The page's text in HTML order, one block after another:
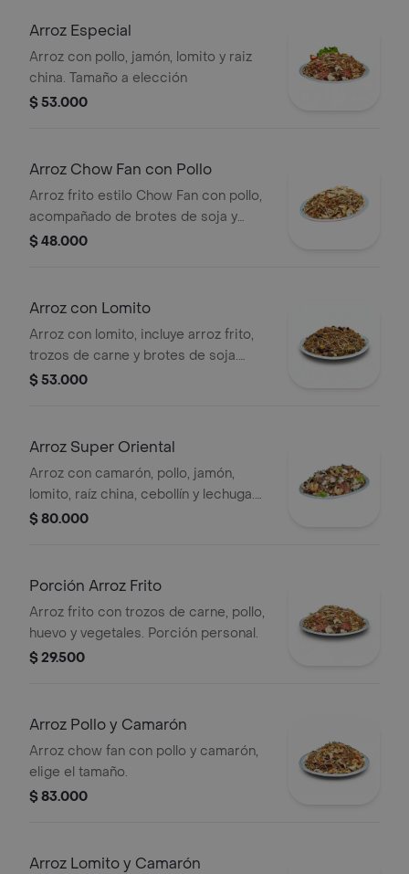
Arroz Especial
Arroz con pollo, jamón, lomito y raiz
china. Tamaño a elección
$ 53.000
Arroz Chow Fan con Pollo
Arroz frito estilo Chow Fan con pollo,
acompañado de brotes de soja y
cebollín.
$ 48.000
Arroz con Lomito
Arroz con lomito, incluye arroz frito,
trozos de carne y brotes de soja.
Tamaño a elección.
$ 53.000
Arroz Super Oriental
Arroz con camarón, pollo, jamón,
lomito, raíz china, cebollín y lechuga.
Elige el tamaño.
$ 80.000
Porción Arroz Frito
Arroz frito con trozos de carne, pollo,
huevo y vegetales. Porción personal.
$ 29.500
Arroz Pollo y Camarón
Arroz chow fan con pollo y camarón,
elige el tamaño.
$ 83.000
Arroz Lomito y Camarón